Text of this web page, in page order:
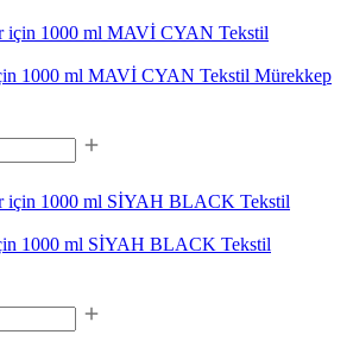
1000 ml MAVİ CYAN Tekstil Mürekkep
1000 ml SİYAH BLACK Tekstil